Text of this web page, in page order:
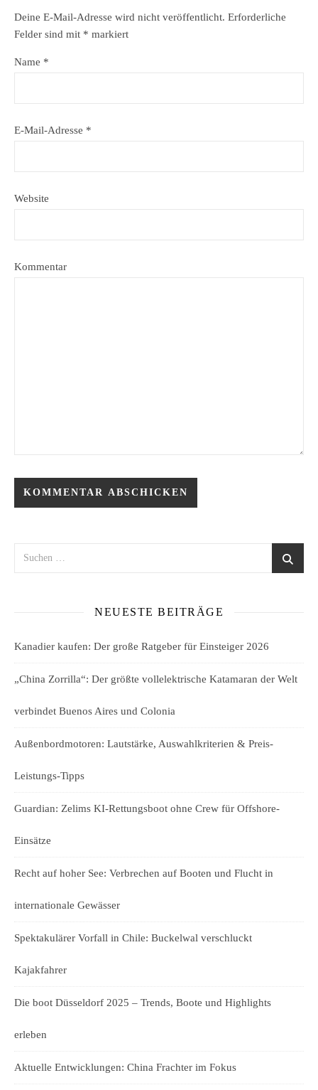
Deine E-Mail-Adresse wird nicht veröffentlicht. Erforderliche
Felder sind mit * markiert
Name *
E-Mail-Adresse *
Website
Kommentar
NEUESTE BEITRÄGE
Kanadier kaufen: Der große Ratgeber für Einsteiger 2026
„China Zorrilla“: Der größte vollelektrische Katamaran der Welt
verbindet Buenos Aires und Colonia
Außenbordmotoren: Lautstärke, Auswahlkriterien & Preis-
Leistungs-Tipps
Guardian: Zelims KI-Rettungsboot ohne Crew für Offshore-
Einsätze
Recht auf hoher See: Verbrechen auf Booten und Flucht in
internationale Gewässer
Spektakulärer Vorfall in Chile: Buckelwal verschluckt
Kajakfahrer
Die boot Düsseldorf 2025 – Trends, Boote und Highlights
erleben
Aktuelle Entwicklungen: China Frachter im Fokus